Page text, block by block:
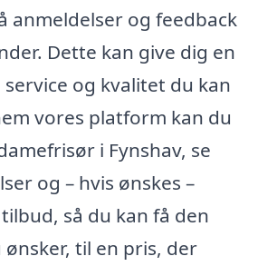
anmeldelser og feedback
Dette kan give dig en
og kvalitet du kan
vores platform kan du
i Fynshav, se
og – hvis ønskes –
så du kan få den
til en pris, der